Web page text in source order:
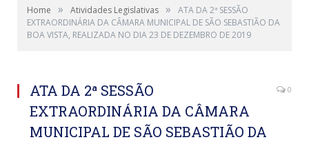
Home » Atividades Legislativas »
ATA DA 2ª SESSÃO
EXTRAORDINÁRIA DA CÂMARA MUNICIPAL DE SÃO SEBASTIÃO DA
BOA VISTA, REALIZADA NO DIA 23 DE DEZEMBRO DE 2019
ATA DA 2ª SESSÃO
EXTRAORDINÁRIA DA CÂMARA
MUNICIPAL DE SÃO SEBASTIÃO DA
0